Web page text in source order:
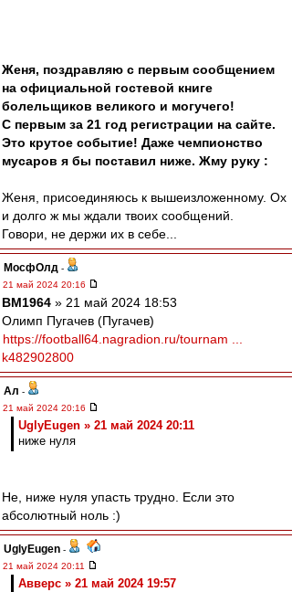
Женя, поздравляю с первым сообщением
на официальной гостевой книге
болельщиков великого и могучего!
С первым за 21 год регистрации на сайте.
Это крутое событие! Даже чемпионство
мусаров я бы поставил ниже. Жму руку :
Женя, присоединяюсь к вышеизложенному. Ох
и долго ж мы ждали твоих сообщений.
Говори, не держи их в себе...
МосфОлд -
21 май 2024 20:16
BM1964 » 21 май 2024 18:53
Олимп Пугачев (Пугачев)
https://football64.nagradion.ru/tournam ...
k482902800
Ал -
21 май 2024 20:16
UglyEugen » 21 май 2024 20:11
ниже нуля
Не, ниже нуля упасть трудно. Если это
абсолютный ноль :)
UglyEugen -
21 май 2024 20:11
Авверс » 21 май 2024 19:57